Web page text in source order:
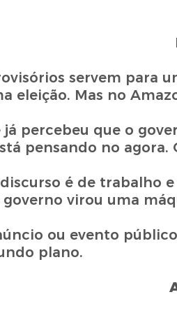
servem para
eleição. Mas no
percebeu que o
pensando no
é de trabalho
virou uma
ou evento
plano.